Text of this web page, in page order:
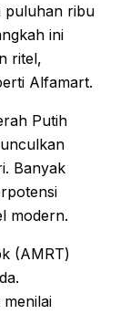
puluhan ribu
ini
ritel,
Alfamart.
Putih
Banyak
modern.
(AMRT)